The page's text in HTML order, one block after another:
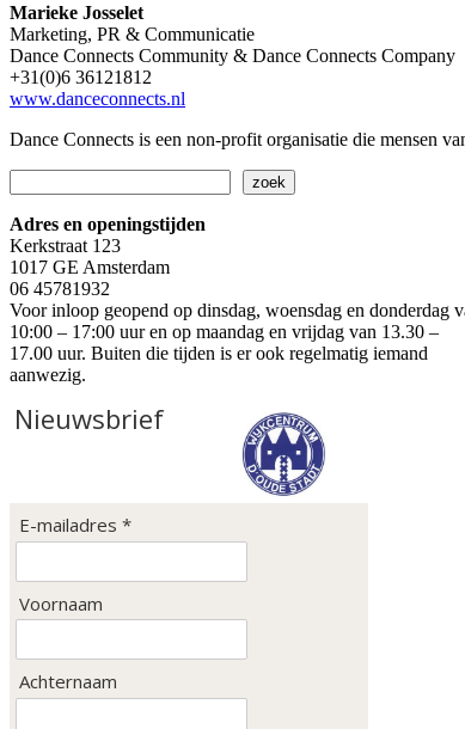
Marieke Josselet
Marketing, PR & Communicatie
Dance Connects Community & Dance Connects Company
+31(0)6 36121812
www.danceconnects.nl
Dance Connects is een non-profit organisatie die mensen
zoek
Adres en openingstijden
Kerkstraat 123
1017 GE Amsterdam
06 45781932
Voor inloop geopend op dinsdag, woensdag en donderdag
10:00 – 17:00 uur en op maandag en vrijdag van 13.30 –
17.00 uur. Buiten die tijden is er ook regelmatig iemand
aanwezig.
Nieuwsbrief
E-mailadres *
Voornaam
Achternaam